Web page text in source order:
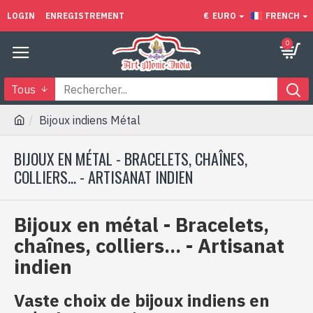
LOGIN ENREGISTREMENT € EURO FRENCH
0
Tous
Bijoux indiens Métal
BIJOUX EN MÉTAL - BRACELETS, CHAÎNES,
COLLIERS... - ARTISANAT INDIEN
Bijoux en métal - Bracelets,
chaînes, colliers... - Artisanat
indien
Vaste choix de bijoux indiens en